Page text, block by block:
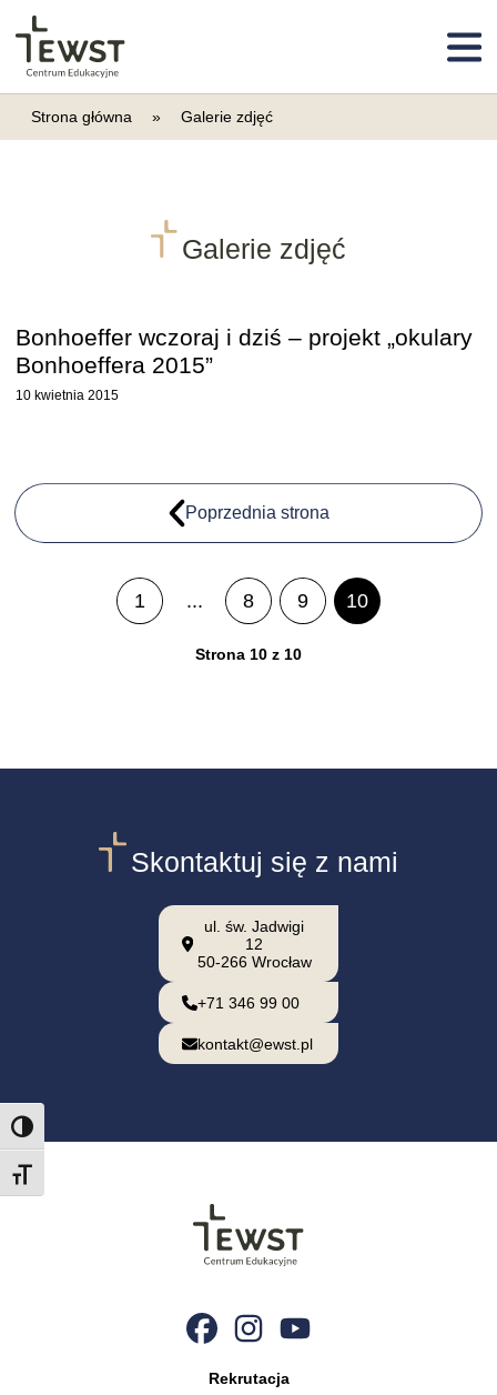
Przełącz wysoki kontrast
Przełącz wielkość tekstu
Strona główna » Galerie zdjęć
Galerie zdjęć
Bonhoeffer wczoraj i dziś – projekt „okulary
Bonhoeffera 2015”
10 kwietnia 2015Przeczytaj więcej o: Bonhoeffer wczoraj i dziś –
Poprzednia strona
1 ... 8 9 10
Strona 10 z 10
Skontaktuj się z nami
ul. św. Jadwigi
12
50-266 Wrocław
+71 346 99 00
kontakt@ewst.pl
Rekrutacja